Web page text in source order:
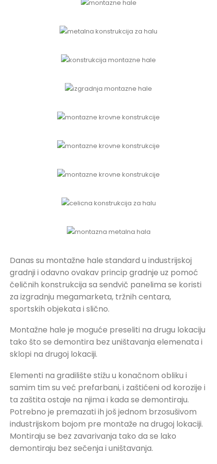
Danas su montažne hale standard u industrijskoj
gradnji i odavno ovakav princip gradnje uz pomoć
čeličnih konstrukcija sa sendvič panelima se koristi
za izgradnju megamarketa, tržnih centara,
sportskih objekata i slično.
Montažne hale je moguće preseliti na drugu lokaciju
tako što se demontira bez uništavanja elemenata i
sklopi na drugoj lokaciji.
Elementi na gradilište stižu u konačnom obliku i
samim tim su već prefarbani, i zaštićeni od korozije i
ta zaštita ostaje na njima i kada se demontiraju.
Potrebno je premazati ih još jednom brzosušivom
industrijskom bojom pre montaže na drugoj lokaciji.
Montiraju se bez zavarivanja tako da se lako
demontiraju bez sečenja i uništavanja.